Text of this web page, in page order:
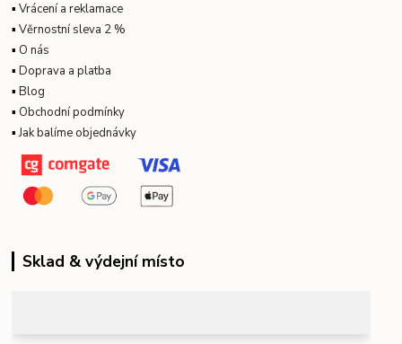
▪Vrácení a reklamace
▪Věrnostní sleva 2 %
▪ O nás
▪Doprava a platba
▪Blog
▪ Obchodní podmínky
▪Jak balíme objednávky
Sklad & výdejní místo